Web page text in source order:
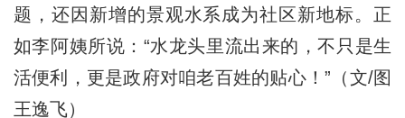
题，还因新增的景观水系成为社区新地标。正
如李阿姨所说：“水龙头里流出来的，不只是生
活便利，更是政府对咱老百姓的贴心！”（文/图
王逸飞）